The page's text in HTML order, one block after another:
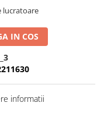
lucratoare
IN COS
informatii